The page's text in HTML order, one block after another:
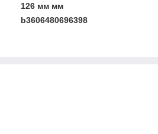
126 мм мм
b3606480696398